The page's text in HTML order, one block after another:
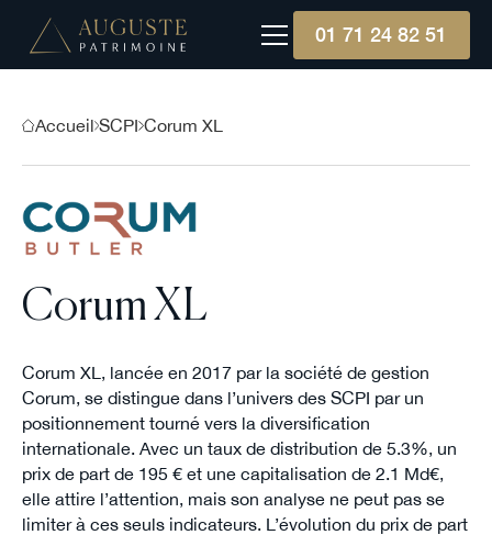
01 71 24 82 51
Accueil SCPI Corum XL
Corum XL
Corum XL, lancée en 2017 par la société de gestion
Corum, se distingue dans l’univers des SCPI par un
positionnement tourné vers la diversification
internationale. Avec un taux de distribution de 5.3%, un
prix de part de 195 € et une capitalisation de 2.1 Md€,
elle attire l’attention, mais son analyse ne peut pas se
limiter à ces seuls indicateurs. L’évolution du prix de part